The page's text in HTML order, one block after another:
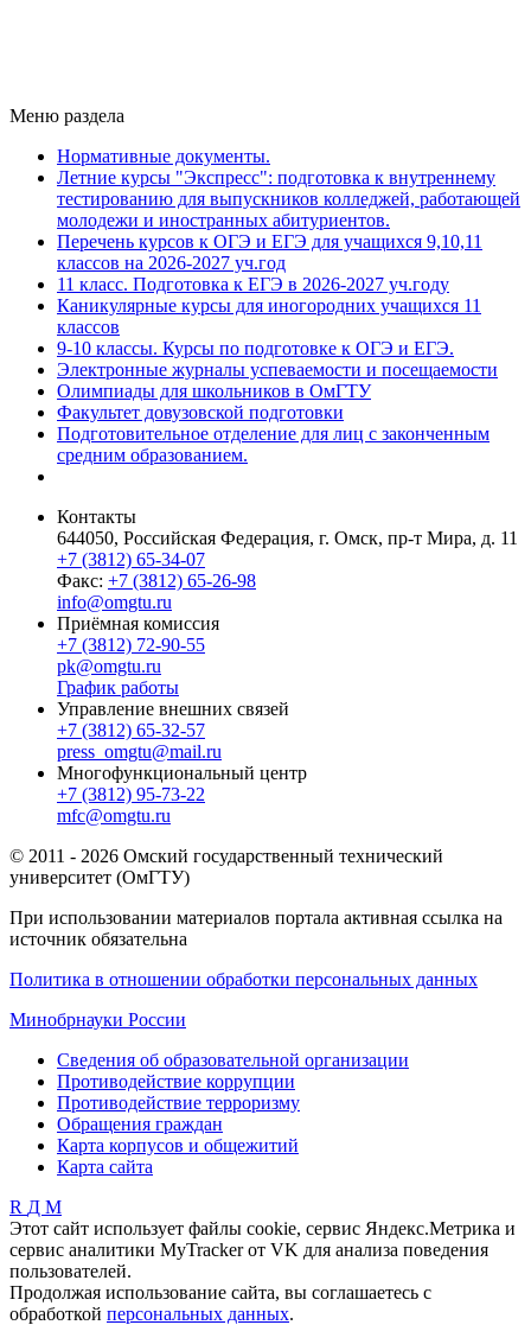
Меню раздела
Нормативные документы.
Летние курсы "Экспресс": подготовка к внутреннему
тестированию для выпускников колледжей, работающей
молодежи и иностранных абитуриентов.
Перечень курсов к ОГЭ и ЕГЭ для учащихся 9,10,11
классов на 2026-2027 уч.год
11 класс. Подготовка к ЕГЭ в 2026-2027 уч.году
Каникулярные курсы для иногородних учащихся 11
классов
9-10 классы. Курсы по подготовке к ОГЭ и ЕГЭ.
Электронные журналы успеваемости и посещаемости
Олимпиады для школьников в ОмГТУ
Факультет довузовской подготовки
Подготовительное отделение для лиц с законченным
средним образованием.
Контакты
644050, Российская Федерация, г. Омск, пр-т Мира, д. 11
+7 (3812) 65-34-07
Факс: +7 (3812) 65-26-98
info@omgtu.ru
Приёмная комиссия
+7 (3812) 72-90-55
pk@omgtu.ru
График работы
Управление внешних связей
+7 (3812) 65-32-57
press_omgtu@mail.ru
Многофункциональный центр
+7 (3812) 95-73-22
mfc@omgtu.ru
© 2011 - 2026 Омский государственный технический
университет (ОмГТУ)
При использовании материалов портала активная ссылка на
источник обязательна
Политика в отношении обработки персональных данных
Минобрнауки России
Сведения об образовательной организации
Противодействие коррупции
Противодействие терроризму
Обращения граждан
Карта корпусов и общежитий
Карта сайта
R Д М
Этот сайт использует файлы cookie, сервис Яндекс.Метрика и
сервис аналитики MyTracker от VK для анализа поведения
пользователей.
Продолжая использование сайта, вы соглашаетесь с
обработкой персональных данных.